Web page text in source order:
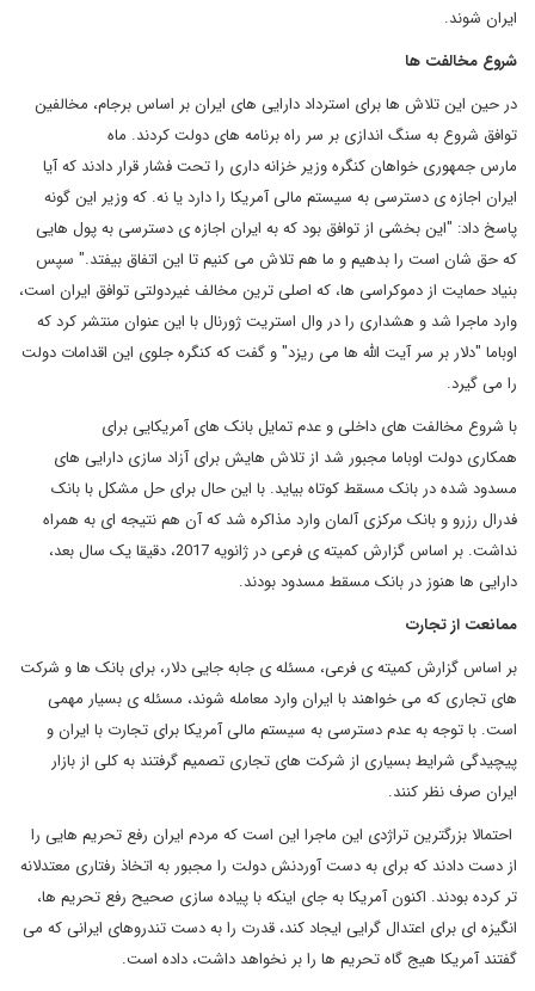
ایران شوند.
شروع مخالفت ها
در حین این تلاش ها برای استرداد دارایی های ایران بر اساس برجام، مخالفین
توافق شروع به سنگ اندازی بر سر راه برنامه های دولت کردند. ماه
مارس جمهوری خواهان کنگره وزیر خزانه داری را تحت فشار قرار دادند که آیا
ایران اجازه ی دسترسی به سیستم مالی آمریکا را دارد یا نه. که وزیر این گونه
پاسخ داد: "این بخشی از توافق بود که به ایران اجازه ی دسترسی به پول هایی
که حق شان است را بدهیم و ما هم تلاش می کنیم تا این اتفاق بیفتد." سپس
بنیاد حمایت از دموکراسی ها، که اصلی ترین مخالف غیردولتی توافق ایران است،
وارد ماجرا شد و هشداری را در وال استریت ژورنال با این عنوان منتشر کرد که
اوباما "دلار بر سر آیت الله ها می ریزد" و گفت که کنگره جلوی این اقدامات دولت
را می گیرد.
با شروع مخالفت های داخلی و عدم تمایل بانک های آمریکایی برای
همکاری دولت اوباما مجبور شد از تلاش هایش برای آزاد سازی دارایی های
مسدود شده در بانک مسقط کوتاه بیاید. با این حال برای حل مشکل با بانک
فدرال رزرو و بانک مرکزی آلمان وارد مذاکره شد که آن هم نتیجه ای به همراه
نداشت. بر اساس گزارش کمیته ی فرعی در ژانویه 2017، دقیقا یک سال بعد،
دارایی ها هنوز در بانک مسقط مسدود بودند.
ممانعت از تجارت
بر اساس گزارش کمیته ی فرعی، مسئله ی جابه جایی دلار، برای بانک ها و شرکت
های تجاری که می خواهند با ایران وارد معامله شوند، مسئله ی بسیار مهمی
است. با توجه به عدم دسترسی به سیستم مالی آمریکا برای تجارت با ایران و
پیچیدگی شرایط بسیاری از شرکت های تجاری تصمیم گرفتند به کلی از بازار
ایران صرف نظر کنند.
احتمالا بزرگترین تراژدی این ماجرا این است که مردم ایران رفع تحریم هایی را
از دست دادند که برای به دست آوردنش دولت را مجبور به اتخاذ رفتاری معتدلانه
تر کرده بودند. اکنون آمریکا به جای اینکه با پیاده سازی صحیح رفع تحریم ها،
انگیزه ای برای اعتدال گرایی ایجاد کند، قدرت را به دست تندروهای ایرانی که می
گفتند آمریکا هیج گاه تحریم ها را بر نخواهد داشت، داده است.